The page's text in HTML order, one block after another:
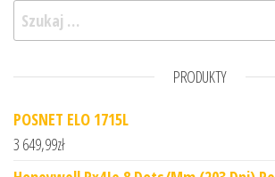
Szukaj:
PRODUKTY
POSNET ELO 1715L
3 649,99zł